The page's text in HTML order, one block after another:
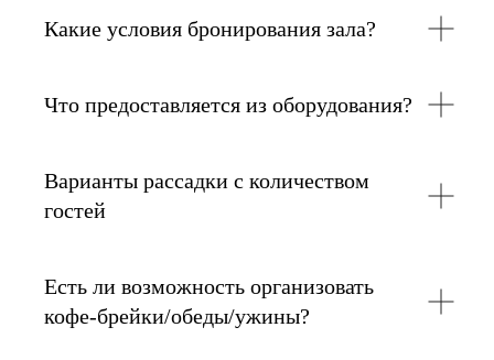
Какие условия бронирования зала?
Что предоставляется из оборудования?
Варианты рассадки с количеством
гостей
Есть ли возможность организовать
кофе-брейки/обеды/ужины?